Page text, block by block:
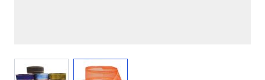
View larger imageView larger image